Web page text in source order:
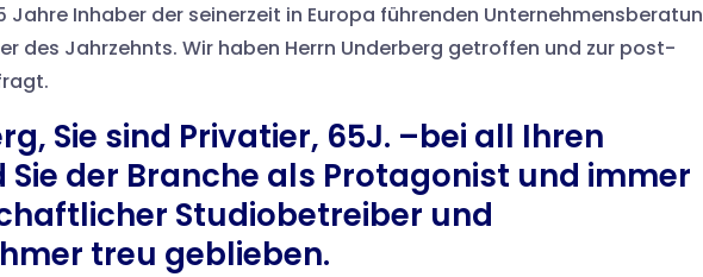
Jahre Inhaber der seinerzeit in Europa führenden
des Jahrzehnts. Wir haben Herrn Underberg getroffen und zur post-
Sie sind Privatier, 65J. –bei all Ihren
Sie der Branche als Protagonist und immer
Studiobetreiber und
treu geblieben.